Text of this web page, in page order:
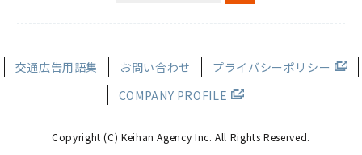
交通広告用語集 お問い合わせ
プライバシーポリシー
COMPANY PROFILE
Copyright (C) Keihan Agency Inc.All Rights Reserved.